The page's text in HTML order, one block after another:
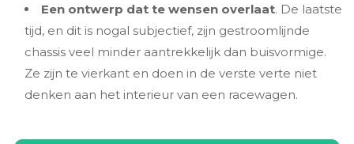
Een ontwerp dat te wensen overlaat. De laatste
tijd, en dit is nogal subjectief, zijn gestroomlijnde
chassis veel minder aantrekkelijk dan buisvormige.
Ze zijn te vierkant en doen in de verste verte niet
denken aan het interieur van een racewagen.